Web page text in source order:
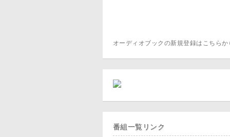
オーディオブックの新規登録はこちら
番組一覧リンク